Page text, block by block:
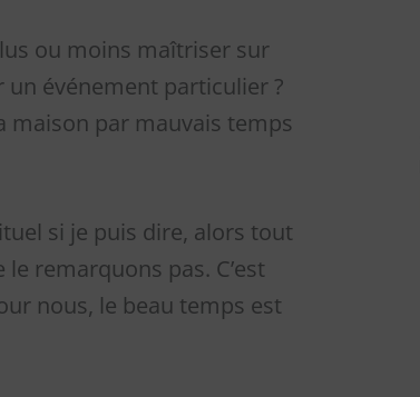
ou moins maîtriser sur
un événement particulier ?
maison par mauvais temps
si je puis dire, alors tout
remarquons pas. C’est
nous, le beau temps est